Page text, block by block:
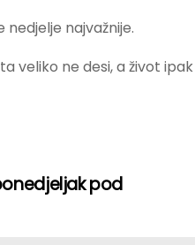
nedjelje najvažnije.
veliko ne desi, a život
pod